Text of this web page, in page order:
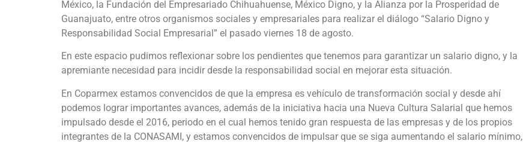
México, la Fundación del Empresariado Chihuahuense, México Digno, y la Alianza por la Prosperidad de
Guanajuato, entre otros organismos sociales y empresariales para realizar el diálogo “Salario Digno y
Responsabilidad Social Empresarial” el pasado viernes 18 de agosto.
En este espacio pudimos reflexionar sobre los pendientes que tenemos para garantizar un salario digno, y la
apremiante necesidad para incidir desde la responsabilidad social en mejorar esta situación.
En Coparmex estamos convencidos de que la empresa es vehículo de transformación social y desde ahí
podemos lograr importantes avances, además de la iniciativa hacia una Nueva Cultura Salarial que hemos
impulsado desde el 2016, periodo en el cual hemos tenido gran respuesta de las empresas y de los propios
integrantes de la CONASAMI, y estamos convencidos de impulsar que se siga aumentando el salario mínimo,